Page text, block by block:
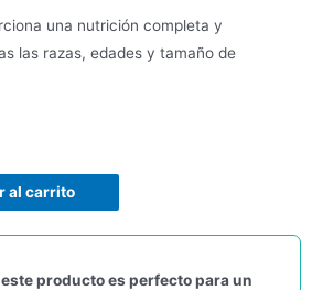
una nutrición completa y
las razas, edades y tamaño de
al carrito
producto es perfecto para un